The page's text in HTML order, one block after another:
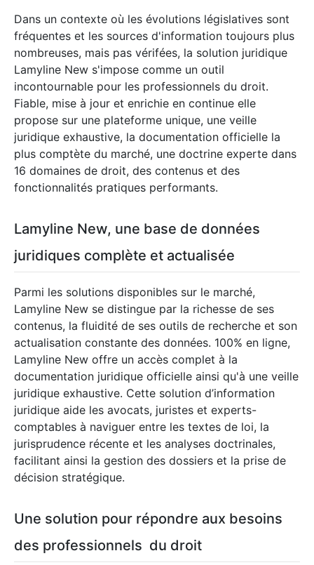
Dans un contexte où les évolutions législatives sont
fréquentes et les sources d'information toujours plus
nombreuses, mais pas vérifées, la solution juridique
Lamyline New s'impose comme un outil
incontournable pour les professionnels du droit.
Fiable, mise à jour et enrichie en continue elle
propose sur une plateforme unique, une veille
juridique exhaustive, la documentation officielle la
plus comptète du marché, une doctrine experte dans
16 domaines de droit, des contenus et des
fonctionnalités pratiques performants.
Lamyline New, une base de données
juridiques complète et actualisée
Parmi les solutions disponibles sur le marché,
Lamyline New se distingue par la richesse de ses
contenus, la fluidité de ses outils de recherche et son
actualisation constante des données. 100% en ligne,
Lamyline New offre un accès complet à la
documentation juridique officielle ainsi qu'à une veille
juridique exhaustive. Cette solution d’information
juridique aide les avocats, juristes et experts-
comptables à naviguer entre les textes de loi, la
jurisprudence récente et les analyses doctrinales,
facilitant ainsi la gestion des dossiers et la prise de
décision stratégique.
Une solution pour répondre aux besoins
des professionnels du droit